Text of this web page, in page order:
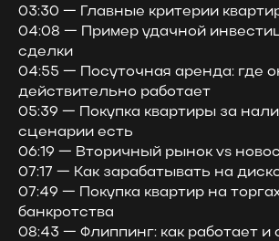
03:30 — Главные критерии
04:08 — Пример удачной
сделки
04:55 — Посуточная аренда: где
действительно работает
05:39 — Покупка квартиры за
сценарии есть
06:19 — Вторичный рынок vs
07:17 — Как зарабатывать на
07:49 — Покупка квартир на
банкротства
08:43 — Флиппинг: как работает и